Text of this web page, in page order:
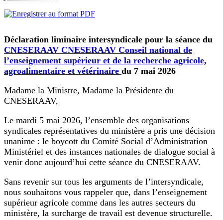
Déclaration liminaire intersyndicale pour la séance du
CNESERAAV CNESERAAV Conseil national de
l’enseignement supérieur et de la recherche agricole,
agroalimentaire et vétérinaire du 7 mai 2026
Madame la Ministre, Madame la Présidente du
CNESERAAV,
Le mardi 5 mai 2026, l’ensemble des organisations
syndicales représentatives du ministère a pris une décision
unanime : le boycott du Comité Social d’Administration
Ministériel et des instances nationales de dialogue social à
venir donc aujourd’hui cette séance du CNESERAAV.
Sans revenir sur tous les arguments de l’intersyndicale,
nous souhaitons vous rappeler que, dans l’enseignement
supérieur agricole comme dans les autres secteurs du
ministère, la surcharge de travail est devenue structurelle.